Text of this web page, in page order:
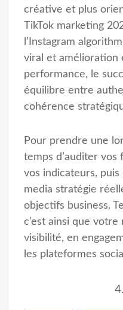
créative et plus
TikTok marketing
l’Instagram
viral et amélioration
performance, le
équilibre entre
cohérence
Pour prendre une
temps d’auditer vos
vos indicateurs, puis
media stratégie
objectifs business.
c’est ainsi que votre
visibilité, en
les plateformes